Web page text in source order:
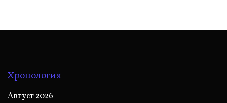
Хронология
Август 2026